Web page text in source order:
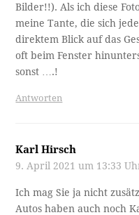
Bilder!!). Als ich diese
meine Tante, die sich
direktem Blick auf das
oft beim Fenster
sonst ….!
Antworten
Karl Hirsch
9. April 2021 um 13:33
Ich mag Sie ja nicht
Autos haben auch noch